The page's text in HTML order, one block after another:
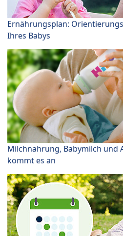
Ernährungsplan:
Ihres Babys
Milchnahrung, Babymilch und
kommt es an